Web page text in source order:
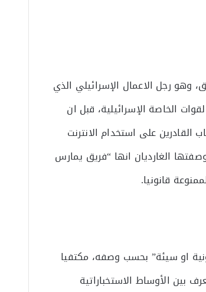
رجل الاعمال الإسرائيلي الذي
الخاصة الإسرائيلية، قبل ان
القادرين على استخدام الانترنت
الغارديان انها “فريق يمارس
قانونيا.
او سيئة” بحسب وصفه، مكتفيا
بين الأوساط الاستخباراتية